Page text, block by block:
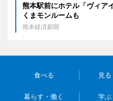
熊本駅前にホテル「ヴィア
くまモンルームも
熊本経済新聞
食べる 見
暮らす・働く 学ぶ